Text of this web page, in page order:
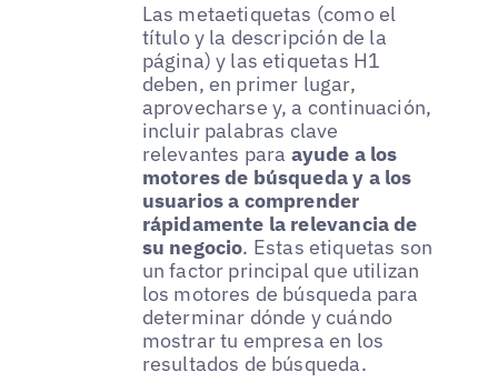
Las metaetiquetas (como el
título y la descripción de la
página) y las etiquetas H1
deben, en primer lugar,
aprovecharse y, a continuación,
incluir palabras clave
relevantes para ayude a los
motores de búsqueda y a los
usuarios a comprender
rápidamente la relevancia de
su negocio. Estas etiquetas son
un factor principal que utilizan
los motores de búsqueda para
determinar dónde y cuándo
mostrar tu empresa en los
resultados de búsqueda.